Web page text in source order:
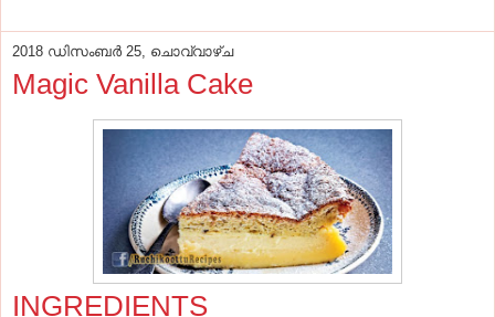
2018 ഡിസംബർ 25, ചൊവ്വാഴ്ച
Magic Vanilla Cake
INGREDIENTS